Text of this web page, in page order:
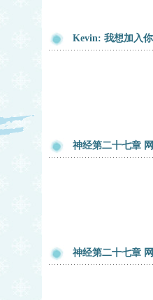
Kevin: 我想加入
神经第二十七章
神经第二十七章